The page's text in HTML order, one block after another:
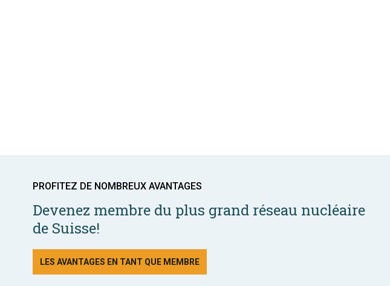
PROFITEZ DE NOMBREUX AVANTAGES
Devenez membre du plus grand réseau nucléaire
de Suisse!
LES AVANTAGES EN TANT QUE MEMBRE